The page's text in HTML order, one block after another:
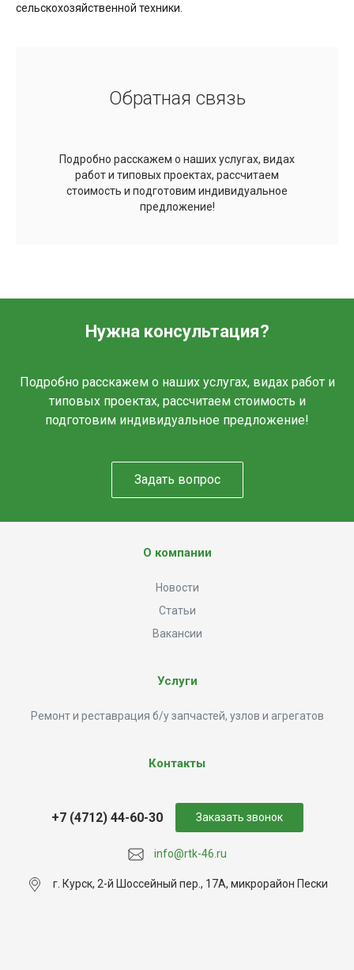
сельскохозяйственной техники.
Обратная связь
Подробно расскажем о наших услугах, видах
работ и типовых проектах, рассчитаем
стоимость и подготовим индивидуальное
предложение!
Нужна консультация?
Подробно расскажем о наших услугах, видах работ и
типовых проектах, рассчитаем стоимость и
подготовим индивидуальное предложение!
Задать вопрос
О компании
Новости
Статьи
Вакансии
Услуги
Ремонт и реставрация б/у запчастей, узлов и агрегатов
Контакты
info@rtk-46.ru
+7 (4712) 44-60-30
г. Курск, 2-й Шоссейный пер., 17А, микрорайон Пески
Заказать звонок